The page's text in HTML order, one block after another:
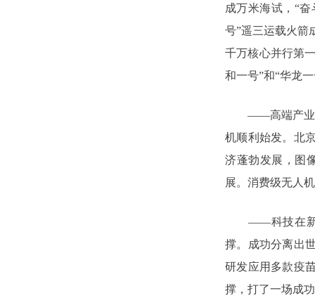
成万米海试，“
号”遥三运载火箭
千万核心并行第
和一号”和“华龙
——高端产业取
机顺利始发。北
济蓬勃发展，图
展。消费级无人
——科技在新冠
撑。成功分离出
研发应用多款疫
撑，打了一场成